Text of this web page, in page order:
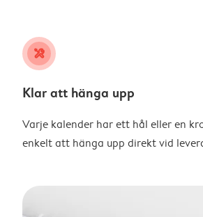
tools
Klar att hänga upp
Varje kalender har ett hål eller en
enkelt att hänga upp direkt vid